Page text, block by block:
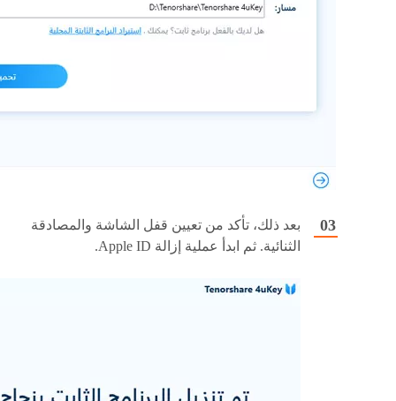
بعد ذلك، تأكد من تعيين قفل الشاشة والمصادقة
الثنائية. ثم ابدأ عملية إزالة Apple ID.